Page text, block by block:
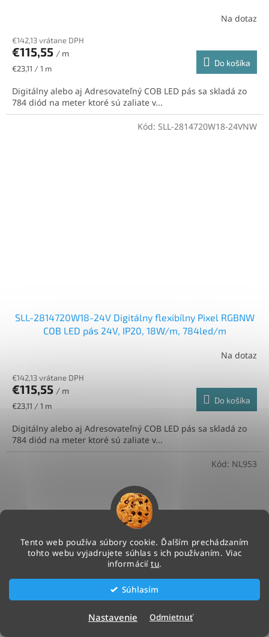
Tento web používa súbory cookie. Ďalším prechádzaním
tohto webu vyjadrujete súhlas s ich používaním. Viac
informácií tu.
Súhlasím
Nastavenie Odmietnuť
Na dotaz
€142,13 vrátane DPH
€115,55 / m
Jednotková
€23,11 / 1 m
Do košíka
Digitálny alebo aj Adresovateľný COB LED pás sa skladá zo
784 diód na meter ktoré sú zaliate v...
SLL-2814720W18-24V Digitálny flexibílny Pixel RGBNW
COB LED pás 24V, IP20, 18W/m, 784led/m
Na dotaz
€142,13 vrátane DPH
€115,55 / m
Jednotková
€23,11 / 1 m
Do košíka
Digitálny alebo aj Adresovateľný COB LED pás sa skladá zo
784 diód na meter ktoré sú zaliate v...
Kód: SLL-2814720W18-24VNW
Kód: NL953